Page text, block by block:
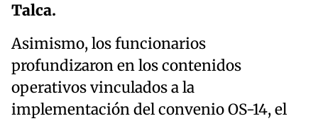
Talca.
Asimismo, los funcionarios
profundizaron en los contenidos
operativos vinculados a la
implementación del convenio OS-14, el